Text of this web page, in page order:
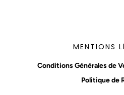
MENTIONS
Conditions Générales de
Politique de